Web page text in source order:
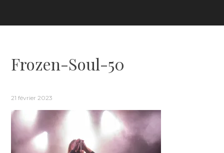
Frozen-Soul-50
21 février 2023